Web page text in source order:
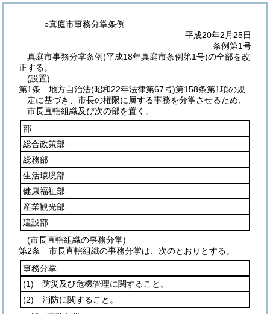
○真庭市事務分掌条例
平成20年2月25日
条例第1号
真庭市事務分掌条例(平成18年真庭市条例第1号)の全部を改
正する。
(設置)
第1条
地方自治法(昭和22年法律第67号)第158条第1項の規
定に基づき、市長の権限に属する事務を分掌させるため、
市長直轄組織及び次の部を置く。
部
総合政策部
総務部
生活環境部
健康福祉部
産業観光部
建設部
(市長直轄組織の事務分掌)
第2条
市長直轄組織の事務分掌は、次のとおりとする。
事務分掌
(1) 防災及び危機管理に関すること。
(2) 消防に関すること。